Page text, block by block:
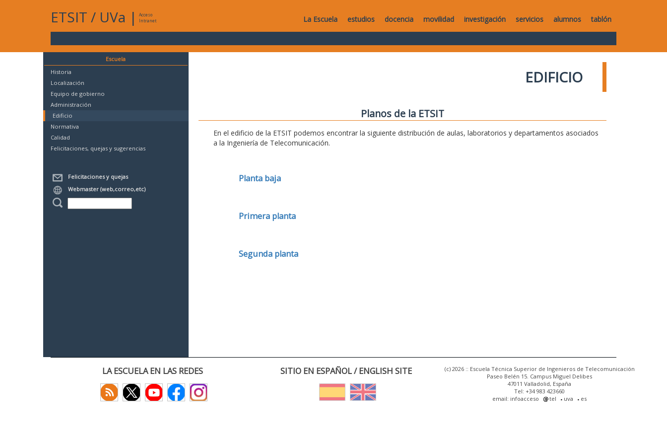
ETSIT / UVa |
Acceso
Intranet
La Escuela estudios docencia movilidad investigación servicios alumnos tablón
Escuela
Historia
Localización
Equipo de gobierno
Administración
Edificio
Normativa
Calidad
Felicitaciones, quejas y sugerencias
Felicitaciones y quejas
Webmaster (web,correo,etc)
EDIFICIO
Planos de la ETSIT
En el edificio de la ETSIT podemos encontrar la siguiente distribución de aulas, laboratorios y departamentos asociados
a la Ingeniería de Telecomunicación.
Planta baja
Primera planta
Segunda planta
LA ESCUELA EN LAS REDES SITIO EN ESPAÑOL / ENGLISH SITE
(c) 2026 :: Escuela Técnica Superior de Ingenieros de Telecomunicación
Paseo Belén 15. Campus Miguel Delibes
47011 Valladolid, España
Tel: +34 983 423660
email: infoacceso
tel uva es